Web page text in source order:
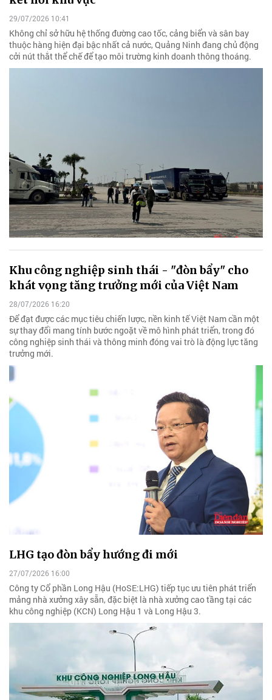
29/07/2026 10:41
Không chỉ sở hữu hệ thống đường cao tốc, cảng biển và sân bay
thuộc hàng hiện đại bậc nhất cả nước, Quảng Ninh đang chủ động
cởi nút thắt thể chế để tạo môi trường kinh doanh thông thoáng.
Khu công nghiệp sinh thái - "đòn bẩy" cho
khát vọng tăng trưởng mới của Việt Nam
28/07/2026 16:20
Để đạt được các mục tiêu chiến lược, nền kinh tế Việt Nam cần một
sự thay đổi mang tính bước ngoặt về mô hình phát triển, trong đó
công nghiệp sinh thái và thông minh đóng vai trò là động lực tăng
trưởng mới.
LHG tạo đòn bẩy hướng đi mới
27/07/2026 16:00
Công ty Cổ phần Long Hậu (HoSE:LHG) tiếp tục ưu tiên phát triển
mảng nhà xưởng xây sẵn, đặc biệt là nhà xưởng cao tầng tại các
khu công nghiệp (KCN) Long Hậu 1 và Long Hậu 3.